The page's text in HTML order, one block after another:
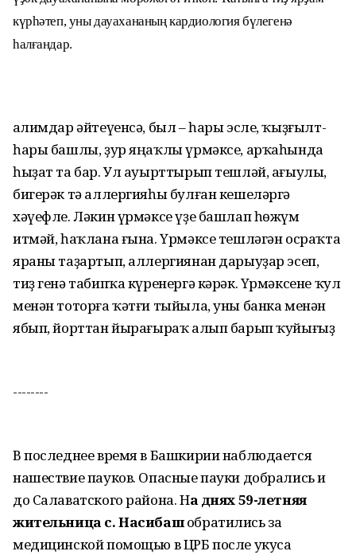
күрһәтеп, уны дауахананың кардиология бүлегенә
һалғандар.
Ғалимдар әйтеүенсә, был – һары эсле, ҡыҙғылт-
һары башлы, ҙур яңаҡлы үрмәксе, арҡаһында
һыҙат та бар. Ул ауырттырып тешләй, ағыулы,
бигерәк тә аллергияһы булған кешеләргә
хәүефле. Ләкин үрмәксе үҙе башлап һөжүм
итмәй, һаҡлана ғына. Үрмәксе тешләгән осраҡта
яраны таҙартып, аллергиянан дарыуҙар эсеп,
тиҙ генә табипҡа күренергә кәрәк. Үрмәксене ҡул
менән тоторға ҡәтғи тыйыла, уны банка менән
ябып, йорттан йырағыраҡ алып барып ҡуйығыҙ
--------
В последнее время в Башкирии наблюдается
нашествие пауков. Опасные пауки добрались и
до Салаватского района. На днях 59-летняя
жительница с. Насибашобратились за
медицинской помощью в ЦРБ после укуса